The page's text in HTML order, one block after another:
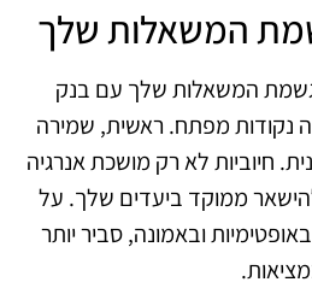
המשאלות שלך
המשאלות שלך עם בנק
נקודות מפתח. ראשית, שמירה
חיוביות לא רק מושכת אנרגיה
ממוקד ביעדים שלך. על
ובאמונה, סביר יותר